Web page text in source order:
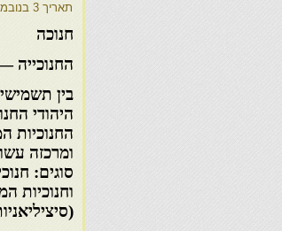
תאריך 3 בנובמבר 2021
חנוכה
החנוכייה
בין
היהודי
החנוכיות
ומרכזה
סוגים:
וחנוכיות